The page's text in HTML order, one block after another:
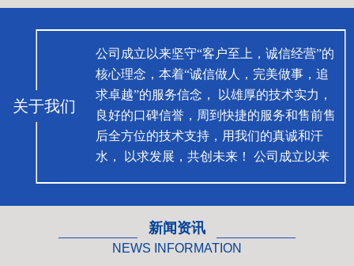
关于我们
公司成立以来坚守“客户至上，诚信经营”的
核心理念，本着“诚信做人，完美做事，追
求卓越”的服务信念， 以雄厚的技术实力，
良好的口碑信誉，周到快捷的服务和售前售
后全方位的技术支持，用我们的真诚和汗
水， 以求发展，共创未来！ 公司成立以来
信念， 以雄厚的技术实力，良好的口碑信
誉， 周到快捷的服务和售前售后全方位的
新闻资讯
NEWS INFORMATION